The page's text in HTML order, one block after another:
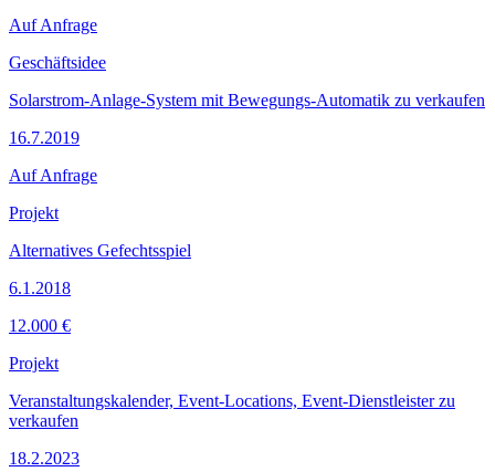
Auf Anfrage
Geschäftsidee
Solarstrom-Anlage-System mit Bewegungs-Automatik zu verkaufen
16.7.2019
Auf Anfrage
Projekt
Alternatives Gefechtsspiel
6.1.2018
12.000 €
Projekt
Veranstaltungskalender, Event-Locations, Event-Dienstleister zu
verkaufen
18.2.2023